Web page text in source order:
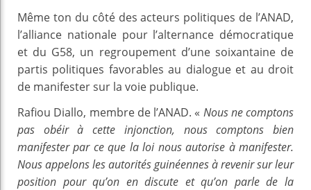
Même ton du côté des acteurs politiques de l’ANAD,
l’alliance nationale pour l’alternance démocratique
et du G58, un regroupement d’une soixantaine de
partis politiques favorables au dialogue et au droit
de manifester sur la voie publique.
Rafiou Diallo, membre de l’ANAD. « Nous ne comptons
pas obéir à cette injonction, nous comptons bien
manifester par ce que la loi nous autorise à manifester.
Nous appelons les autorités guinéennes à revenir sur leur
position pour qu’on en discute et qu’on parle de la